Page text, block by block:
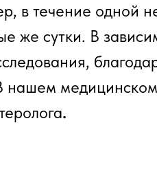
в течение одной
же сутки. В
нашем
.